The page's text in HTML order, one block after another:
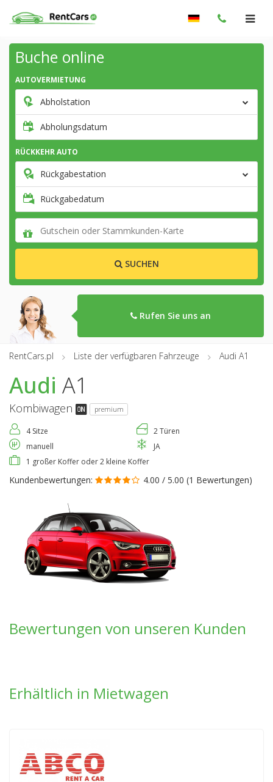
Buche online
AUTOVERMIETUNG
Abholstation
Abholungsdatum
RÜCKKEHR AUTO
Rückgabestation
Rückgabedatum
SUCHEN
Rufen Sie uns an
RentCars.pl Liste der verfügbaren Fahrzeuge Audi A1
Audi A1
Kombiwagen premium
4 Sitze
2 Türen
manuell
JA
1 großer Koffer oder 2 kleine Koffer
Kundenbewertungen: 4.00 / 5.00 (1 Bewertungen)
Bewertungen von unseren Kunden
Erhältlich in Mietwagen